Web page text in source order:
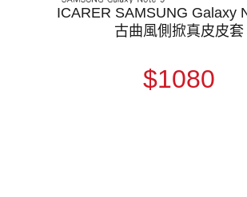
ICARER SAMSUNG Galaxy
古曲風側掀真皮皮套
$1080